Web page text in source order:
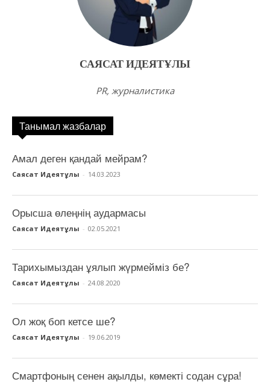
САЯСАТ ИДЕЯТҰЛЫ
PR, журналистика
Танымал жазбалар
Амал деген қандай мейрам?
Саясат Идеятұлы - 14.03.2023
Орысша өлеңнің аудармасы
Саясат Идеятұлы - 02.05.2021
Тарихымыздан ұялып жүрмейміз бе?
Саясат Идеятұлы - 24.08.2020
Ол жоқ боп кетсе ше?
Саясат Идеятұлы - 19.06.2019
Смартфоның сенен ақылды, көмекті содан сұра!